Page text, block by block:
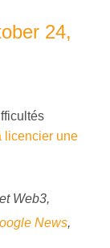
24,
licencier une
Web3,
News,